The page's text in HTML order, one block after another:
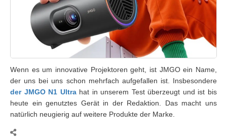
Wenn es um innovative Projektoren geht, ist JMGO ein Name,
der uns bei uns schon mehrfach aufgefallen ist. Insbesondere
der JMGO N1 Ultrahat in unserem Test überzeugt und ist bis
heute ein genutztes Gerät in der Redaktion. Das macht uns
natürlich neugierig auf weitere Produkte der Marke.